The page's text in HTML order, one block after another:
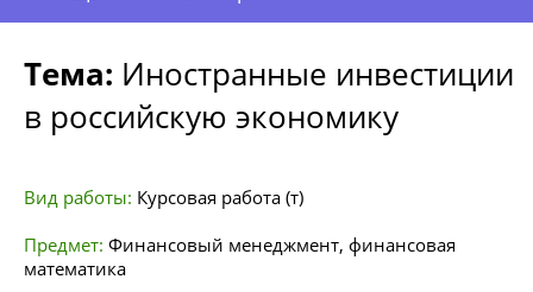
Тема: Иностранные инвестиции
в российскую экономику
Вид работы: Курсовая работа (т)
Предмет: Финансовый менеджмент, финансовая
математика